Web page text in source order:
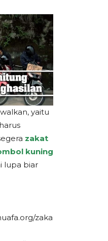
yaitu
zakat
kuning
lupa biar
zaka